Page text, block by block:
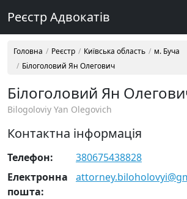
Реєстр Адвокатів
Головна Реєстр Київська область
м. Буча
Білоголовий Ян Олегович
Білоголовий Ян
Bilogoloviy Yan Olegovich
Контактна інформація
Телефон:
380675438828
Електронна
пошта: